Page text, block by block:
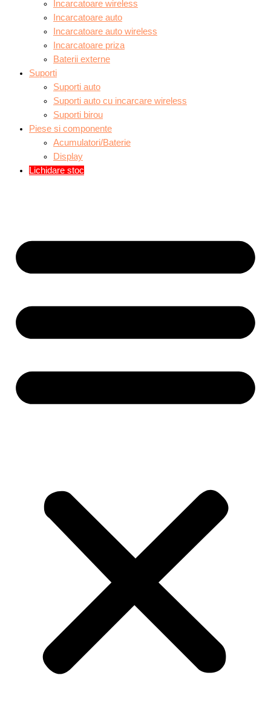
Incarcatoare wireless
Incarcatoare auto
Incarcatoare auto wireless
Incarcatoare priza
Baterii externe
Suporti
Suporti auto
Suporti auto cu incarcare wireless
Suporti birou
Piese si componente
Acumulatori/Baterie
Display
Lichidare stoc